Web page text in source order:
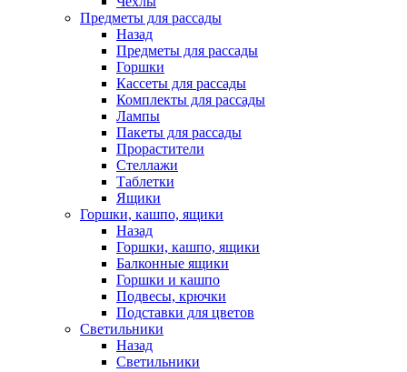
Предметы для рассады
Назад
Предметы для рассады
Горшки
Кассеты для рассады
Комплекты для рассады
Лампы
Пакеты для рассады
Прорастители
Стеллажи
Таблетки
Ящики
Горшки, кашпо, ящики
Назад
Горшки, кашпо, ящики
Балконные ящики
Горшки и кашпо
Подвесы, крючки
Подставки для цветов
Светильники
Назад
Светильники